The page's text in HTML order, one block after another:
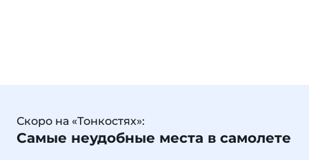
Скоро на «Тонкостях»:
Самые неудобные места в самолете